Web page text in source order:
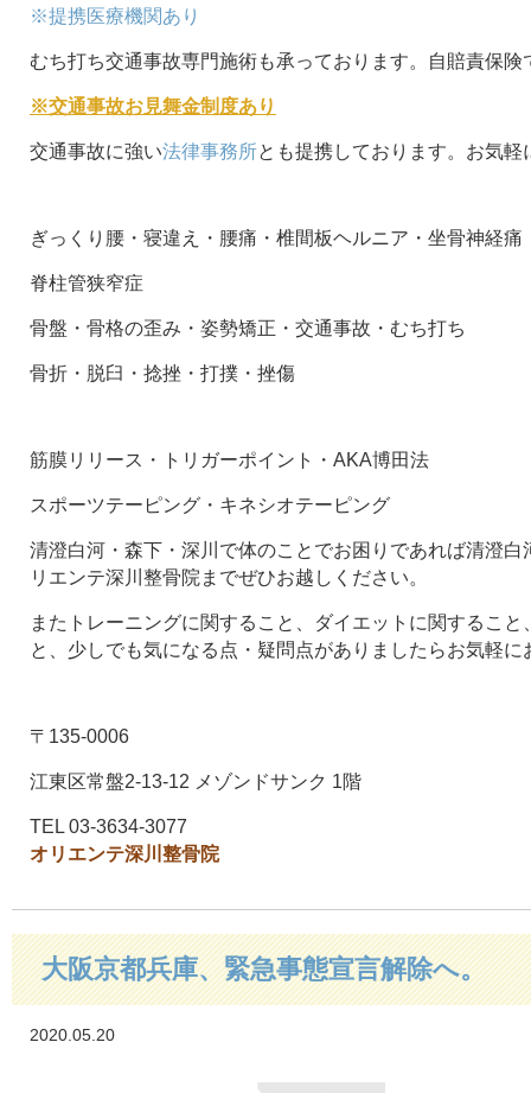
※提携医療機関あり
むち打ち交通事故専門施術も承っております。自賠責保険
※交通事故お見舞金制度あり
交通事故に強い法律事務所とも提携しております。お気軽
ぎっくり腰・寝違え・腰痛・椎間板ヘルニア・坐骨神経痛
脊柱管狭窄症
骨盤・骨格の歪み・姿勢矯正・交通事故・むち打ち
骨折・脱臼・捻挫・打撲・挫傷
筋膜リリース・トリガーポイント・AKA博田法
スポーツテーピング・キネシオテーピング
清澄白河・森下・深川で体のことでお困りであれば清澄
リエンテ深川整骨院までぜひお越しください。
またトレーニングに関すること、ダイエットに関するこ
と、少しでも気になる点・疑問点がありましたらお気軽に
〒135-0006
江東区常盤2-13-12 メゾンドサンク 1階
TEL 03-3634-3077
オリエンテ深川整骨院
大阪京都兵庫、緊急事態宣言解除へ。
2020.05.20